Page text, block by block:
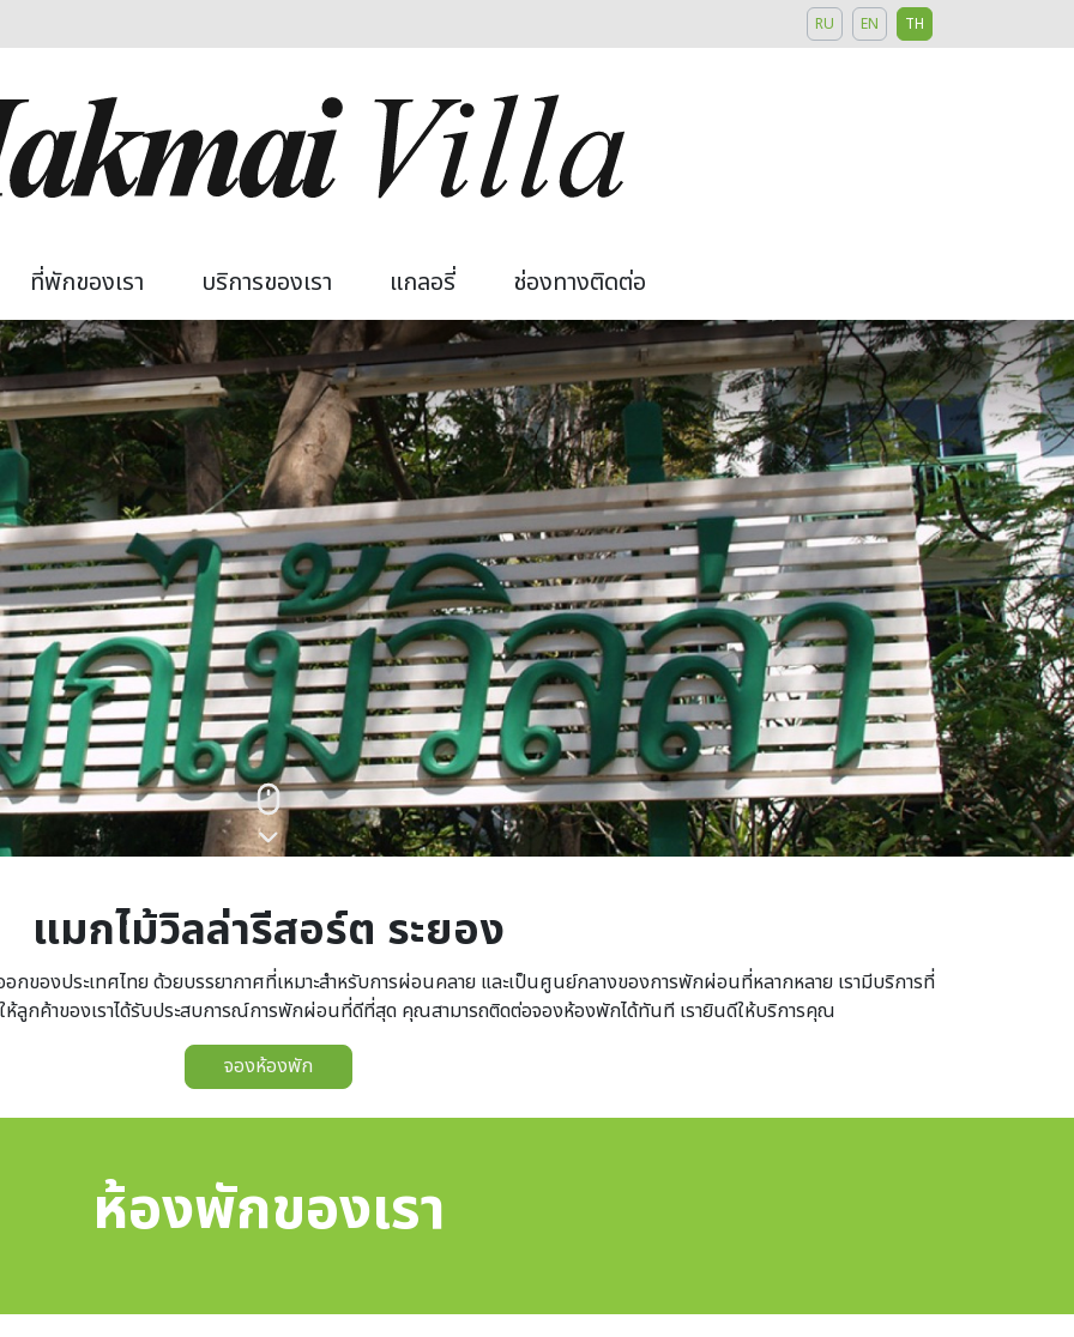
RU EN TH
navigation
ที่พักของเรา บริการของเรา แกลอรี่ ช่องทางติดต่อ
แมกไม้วิลล่ารีสอร์ต ระยอง
ของประเทศไทย ด้วยบรรยากาศที่เหมาะสำหรับการผ่อนคลาย และเป็นศูนย์กลางของการพักผ่อนที่หลากหลาย เรามีบริการที่
ลูกค้าของเราได้รับประสบการณ์การพักผ่อนที่ดีที่สุด คุณสามารถติดต่อจองห้องพักได้ทันที เรายินดีให้บริการคุณ
จองห้องพัก
ห้องพักของเรา